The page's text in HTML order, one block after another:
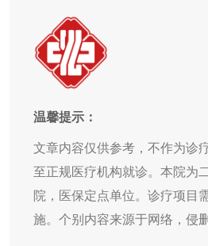
温馨提示：
文章内容仅供参考，不作为诊
至正规医疗机构就诊。本院为
院，医保定点单位。诊疗项目
施。个别内容来源于网络，侵